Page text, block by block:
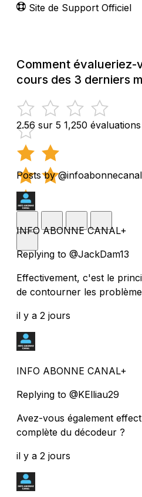
Site de Support Officiel
Comment évalueriez-
cours des 3 derniers
2.56 sur 5 1,250 évaluations
Posts by @infoabonnecanal
INFO ABONNE CANAL+
Replying to @JackDam13
Effectivement, c'est le
de contourner les
il y a 2 jours
INFO ABONNE CANAL+
Replying to @KElliau29
Avez-vous également
complète du décodeur ?
il y a 2 jours